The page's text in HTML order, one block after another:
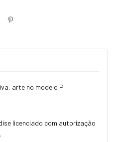
arte no modelo P
licenciado com autorização